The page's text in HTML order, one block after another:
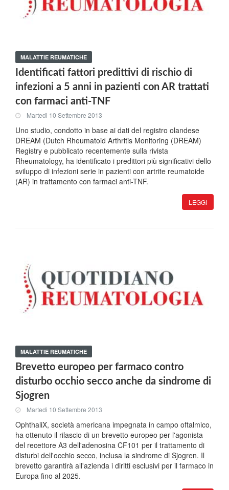
MALATTIE REUMATICHE
Identificati fattori predittivi di rischio di
infezioni a 5 anni in pazienti con AR trattati
con farmaci anti-TNF
Martedi 10 Settembre 2013
Uno studio, condotto in base ai dati del registro olandese
DREAM (Dutch Rheumatoid Arthritis Monitoring (DREAM)
Registry e pubblicato recentemente sulla rivista
Rheumatology, ha identificato i predittori più significativi dello
sviluppo di infezioni serie in pazienti con artrite reumatoide
(AR) in trattamento con farmaci anti-TNF.
LEGGI
MALATTIE REUMATICHE
Brevetto europeo per farmaco contro
disturbo occhio secco anche da sindrome di
Sjogren
Martedi 10 Settembre 2013
OphthaliX, società americana impegnata in campo oftalmico,
ha ottenuto il rilascio di un brevetto europeo per l'agonista
del recettore A3 dell'adenosina CF101 per il trattamento di
disturbi dell'occhio secco, inclusa la sindrome di Sjogren. Il
brevetto garantirà all'azienda i diritti esclusivi per il farmaco in
Europa fino al 2025.